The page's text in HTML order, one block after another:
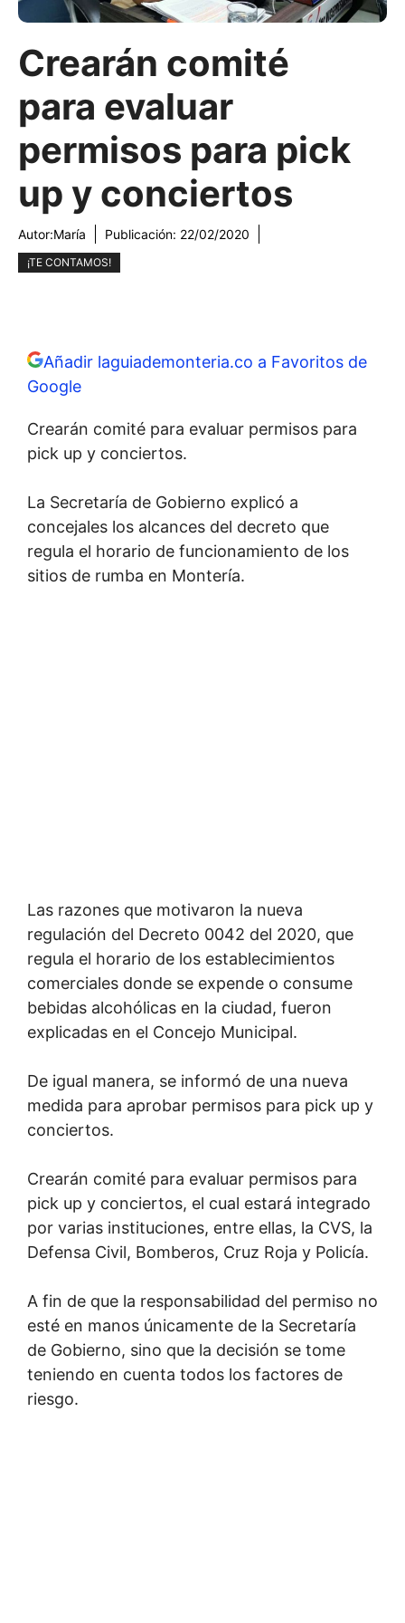
Crearán comité
para evaluar
permisos para pick
up y conciertos
Autor:María Publicación: 22/02/2020
¡TE CONTAMOS!
Añadir laguiademonteria.co a Favoritos de
Google
Crearán comité para evaluar permisos para
pick up y conciertos.
La Secretaría de Gobierno explicó a
concejales los alcances del decreto que
regula el horario de funcionamiento de los
sitios de rumba en Montería.
Las razones que motivaron la nueva
regulación del Decreto 0042 del 2020, que
regula el horario de los establecimientos
comerciales donde se expende o consume
bebidas alcohólicas en la ciudad, fueron
explicadas en el Concejo Municipal.
De igual manera, se informó de una nueva
medida para aprobar permisos para pick up y
conciertos.
Crearán comité para evaluar permisos para
pick up y conciertos, el cual estará integrado
por varias instituciones, entre ellas, la CVS, la
Defensa Civil, Bomberos, Cruz Roja y Policía.
A fin de que la responsabilidad del permiso no
esté en manos únicamente de la Secretaría
de Gobierno, sino que la decisión se tome
teniendo en cuenta todos los factores de
riesgo.